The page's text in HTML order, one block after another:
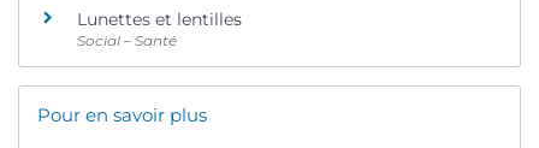
Lunettes et lentilles
Social – Santé
Pour en savoir plus